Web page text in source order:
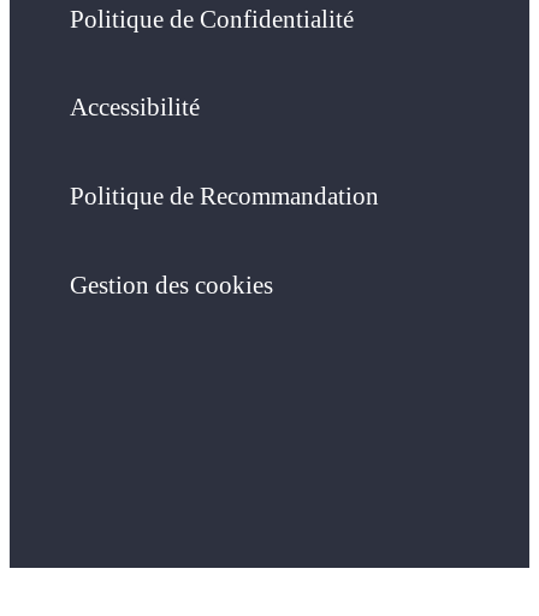
Politique de Confidentialité
Accessibilité
Politique de Recommandation
Gestion des cookies